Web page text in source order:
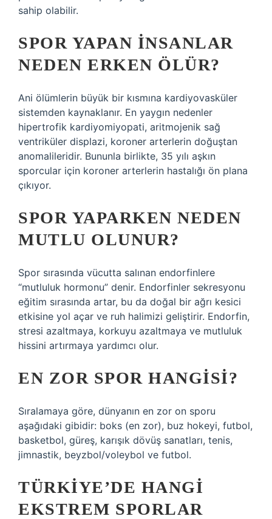
sahip olabilir.
SPOR YAPAN INSANLAR
NEDEN ERKEN ÖLÜR?
Ani ölümlerin büyük bir kısmına kardiyovasküler
sistemden kaynaklanır. En yaygın nedenler
hipertrofik kardiyomiyopati, aritmojenik sağ
ventriküler displazi, koroner arterlerin doğuştan
anomalileridir. Bununla birlikte, 35 yılı aşkın
sporcular için koroner arterlerin hastalığı ön plana
çıkıyor.
SPOR YAPARKEN NEDEN
MUTLU OLUNUR?
Spor sırasında vücutta salınan endorfinlere
“mutluluk hormonu” denir. Endorfinler sekresyonu
eğitim sırasında artar, bu da doğal bir ağrı kesici
etkisine yol açar ve ruh halimizi geliştirir. Endorfin,
stresi azaltmaya, korkuyu azaltmaya ve mutluluk
hissini artırmaya yardımcı olur.
EN ZOR SPOR HANGISI?
Sıralamaya göre, dünyanın en zor on sporu
aşağıdaki gibidir: boks (en zor), buz hokeyi, futbol,
​​basketbol, ​​güreş, karışık dövüş sanatları, tenis,
jimnastik, beyzbol/voleybol ve futbol.
TÜRKIYE’DE HANGI
EKSTREM SPORLAR